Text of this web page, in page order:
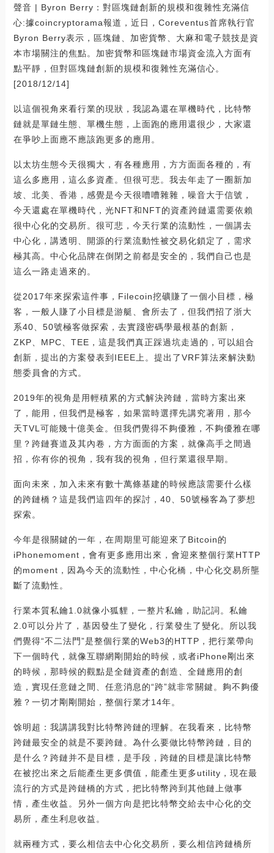
聲音 | Byron Berry：對區塊鏈創新的規模和復雜性充滿信
心:據coincryptorama報道，近日，Coreventus首席執行官
Byron Berry表示，區塊鏈、加密貨幣、大麻和電子競技是資
本市場關注的焦點。加密貨幣和區塊鏈市場資金流入方面有
點平靜，但對區塊鏈創新的規模和復雜性充滿信心。
[2018/12/14]
以這個視角來看行業的現狀，我認為還在單機時代，比特幣
鏈就是單鏈生態、單機生態，上面跑的應用還很少，大家還
在爭吵上面應不應該跑更多的應用。
以太坊生態今天很獨大，有各種應用，方方面面各種的，有
這么多應用，這么多資產。但很可悲。我去年走了一圈新加
坡、北美、香港，感覺是今天很嘈嘈雜雜，噪音大于信號，
今天還處在單機時代，光NFT和NFT的資產跨鏈還需要依賴
很中心化的交易所。很可悲，今天行業的流動性，一個講去
中心化，講透明、開源的行業流動性被交易化鎖定了，需求
極其高。中心化品牌在倒閉之前都是安全的，我們自己也是
這么一路走過來的。
從2017年來探索這件事，Filecoin挖礦賺了一個小目標，極
客，一般人賺了小目標是游艇、會所去了，但我們招了浙大
系40、50號極客做探索，去實踐密碼學最根基的創新，
ZKP、MPC、TEE，這是我們真正踩過坑走過的，可以組合
創新，提出的方案發表到IEEE上。提出了VRF算法來解決動
態委員會的方式。
2019年的視角是用輕積累的方式解決跨鏈，當時方案出來
了，能用，但我們是極客，如果當時選擇先講究著用，那今
天TVL可能幾十億美金。但我們覺得不夠優雅，不夠優雅在哪
里？跨鏈賽道及其內卷，方方面面的方案，就像高手之間過
招，你有你的視角，我有我的視角，但行業還很早期。
面向未來，加入未來有數十萬條基建的時候應該需要什么樣
的跨鏈橋？這是我們這四年的探討，40、50號極客為了夢想
探索。
今年是很關鍵的一年，在周期里可能迎來了Bitcoin的
iPhonemoment，會有更多應用出來，會迎來整個行業HTTP
的moment，因為今天的流動性，中心化橋，中心化交易所壟
斷了流動性。
行業本質私鑰1.0就像小狐貍，一整片私鑰，助記詞。私鑰
2.0可以分片了，基因發生了變化，行業發生了變化。所以我
們覺得“不二法門”是整個行業的Web3的HTTP，把行業帶向
下一個時代，就像互聯網剛開始的時候，或者iPhone剛出來
的時候，那時候的觀點是全鏈資產的創造、全鏈應用的創
造，實現任意鏈之間、任意消息的“跨”就非常關鍵。夠不夠優
雅？一切才剛剛開始，整個行業才14年。
馀明超：我講講我對比特幣跨鏈的理解。在我看來，比特幣
跨鏈最安全的就是不要跨鏈。為什么要做比特幣跨鏈，目的
是什么？跨鏈并不是目標，是手段，跨鏈的目標是讓比特幣
在被挖出來之后能產生更多價值，能產生更多utility，現在最
流行的方式是跨鏈橋的方式，把比特幣跨到其他鏈上做事
情，產生收益。另外一個方向是把比特幣交給去中心化的交
易所，產生利息收益。
就兩種方式，要么相信去中心化交易所，要么相信跨鏈橋所